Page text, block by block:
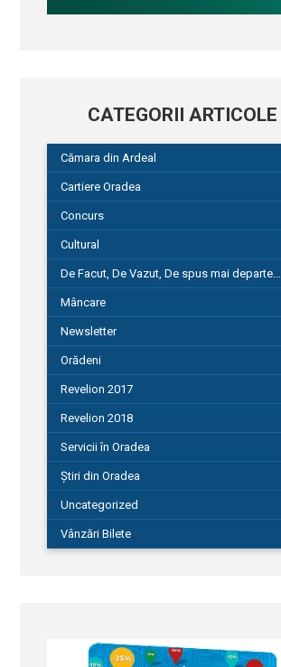
CATEGORII ARTICOLE
Cămara din Ardeal
Cartiere Oradea
Concurs
Cultural
De Facut, De Vazut, De spus mai departe…
580
Mâncare
Newsletter
Orădeni
Revelion 2017
Revelion 2018
Servicii în Oradea
104
Știri din Oradea
1.127
Uncategorized
Vânzări Bilete